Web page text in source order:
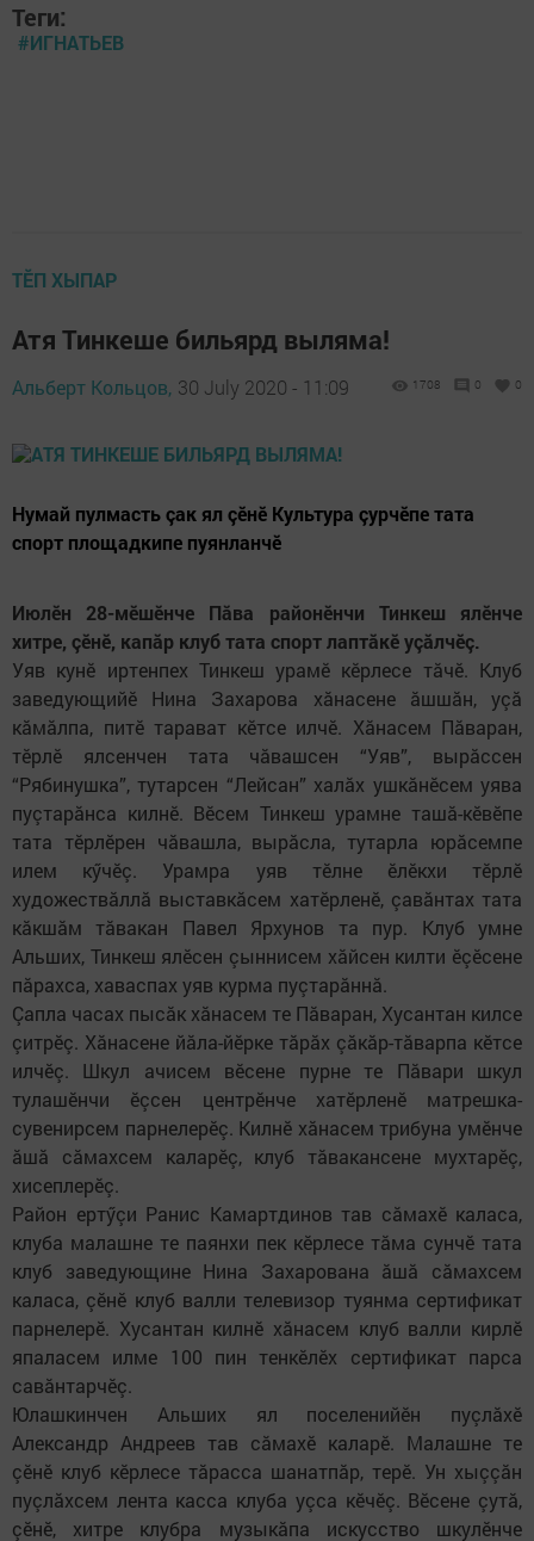
Теги:
#ИГНАТЬЕВ
ТӖП ХЫПАР
Атя Тинкеше бильярд выляма!
Альберт Кольцов, 30 July 2020 - 11:09 1708 0 0
Нумай пулмасть çак ял çӗнӗ Культура çурчӗпе тата
спорт площадкипе пуянланчӗ
Июлӗн 28-мӗшӗнче Пăва районӗнчи Тинкеш ялӗнче
хитре, çӗнӗ, капăр клуб тата спорт лаптăкӗ уçăлчӗç.
Уяв кунӗ иртенпех Тинкеш урамӗ кӗрлесе тăчӗ. Клуб
заведующийӗ Нина Захарова хăнасене ăшшăн, уçă
кăмăлпа, питӗ тарават кӗтсе илчӗ. Хăнасем Пăваран,
тӗрлӗ ялсенчен тата чăвашсен “Уяв”, вырăссен
“Рябинушка”, тутарсен “Лейсан” халăх ушкăнӗсем уява
пуçтарăнса килнӗ. Вӗсем Тинкеш урамне ташă-кӗвӗпе
тата тӗрлӗрен чăвашла, вырăсла, тутарла юрăсемпе
илем кӳчӗç. Урамра уяв тӗлне ӗлӗкхи тӗрлӗ
художествăллă выставкăсем хатӗрленӗ, çавăнтах тата
кăкшăм тăвакан Павел Ярхунов та пур. Клуб умне
Альших, Тинкеш ялӗсен çыннисем хăйсен килти ӗçӗсене
пăрахса, хаваспах уяв курма пуçтарăннă.
Çапла часах пысăк хăнасем те Пăваран, Хусантан килсе
çитрӗç. Хăнасене йăла-йӗрке тăрăх çăкăр-тăварпа кӗтсе
илчӗç. Шкул ачисем вӗсене пурне те Пăвари шкул
тулашӗнчи ӗçсен центрӗнче хатӗрленӗ матрешка-
сувенирсем парнелерӗç. Килнӗ хăнасем трибуна умӗнче
ăшă сăмахсем каларӗç, клуб тăвакансене мухтарӗç,
хисеплерӗç.
Район ертӳçи Ранис Камартдинов тав сăмахӗ каласа,
клуба малашне те паянхи пек кӗрлесе тăма сунчӗ тата
клуб заведующине Нина Захарована ăшă сăмахсем
каласа, çӗнӗ клуб валли телевизор туянма сертификат
парнелерӗ. Хусантан килнӗ хăнасем клуб валли кирлӗ
япаласем илме 100 пин тенкӗлӗх сертификат парса
савăнтарчӗç.
Юлашкинчен Альших ял поселенийӗн пуçлăхӗ
Александр Андреев тав сăмахӗ каларӗ. Малашне те
çӗнӗ клуб кӗрлесе тăрасса шанатпăр, терӗ. Ун хыççăн
пуçлăхсем лента касса клуба уçса кӗчӗç. Вӗсене çутă,
çӗнӗ, хитре клубра музыкăпа искусство шкулӗнче